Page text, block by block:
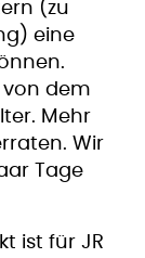
(zu
eine
von dem
Mehr
Wir
Tage
ist für JR